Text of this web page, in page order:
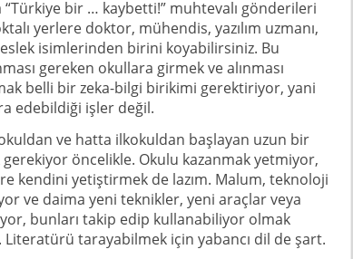
“Türkiye bir … kaybetti!” muhtevalı gönderileri
yerlere doktor, mühendis, yazılım uzmanı,
isimlerinden birini koyabilirsiniz. Bu
gereken okullara girmek ve alınması
belli bir zeka-bilgi birikimi gerektiriyor, yani
edebildiği işler değil.
ve hatta ilkokuldan başlayan uzun bir
öncelikle. Okulu kazanmak yetmiyor,
kendini yetiştirmek de lazım. Malum, teknoloji
ve daima yeni teknikler, yeni araçlar veya
bunları takip edip kullanabiliyor olmak
tarayabilmek için yabancı dil de şart.